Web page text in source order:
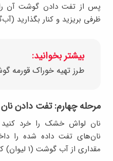
پس از تفت دادن گوشت آن
ظرفی بریزید و کنار بگذارید
بیشتر بخوانید:
طرز تهیه خوراک قورمه
مرحله چهارم: تفت دادن
نان لواش خشک را خرد
نان‌های تفت داده شده را
مقداری از آب‌ گوشت (۱ لیوان) که از صافی رد کرده‌اید بریزید.